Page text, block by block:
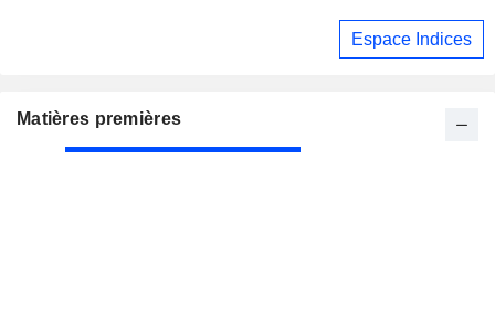
Espace Indices
Matières premières